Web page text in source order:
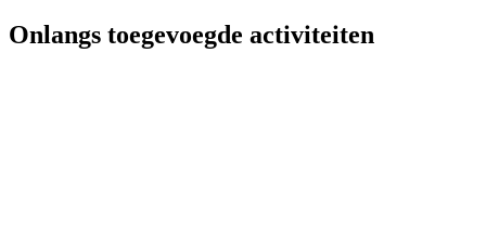
Onlangs toegevoegde activiteiten